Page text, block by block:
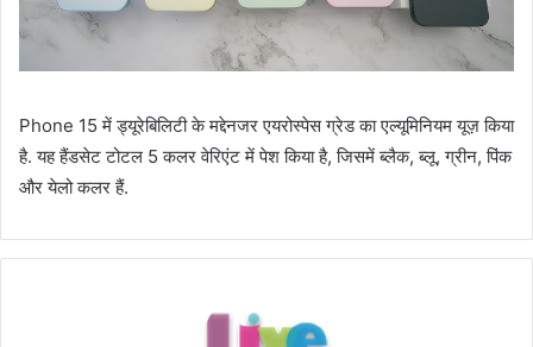
Phone 15 में ड्यूरेबिलिटी के मद्देनजर एयरोस्पेस ग्रेड का एल्यूमिनियम यूज़ किया
है. यह हैंडसेट टोटल 5 कलर वेरिएंट में पेश किया है, जिसमें ब्लैक, ब्लू, ग्रीन, पिंक
और येलो कलर हैं.